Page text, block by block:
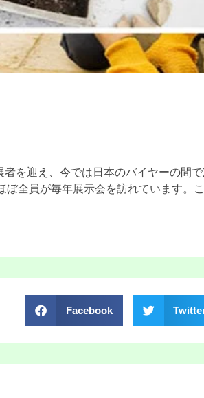
を迎え、今では日本のバイヤーの間
全員が毎年展示会を訪れています。
Facebook